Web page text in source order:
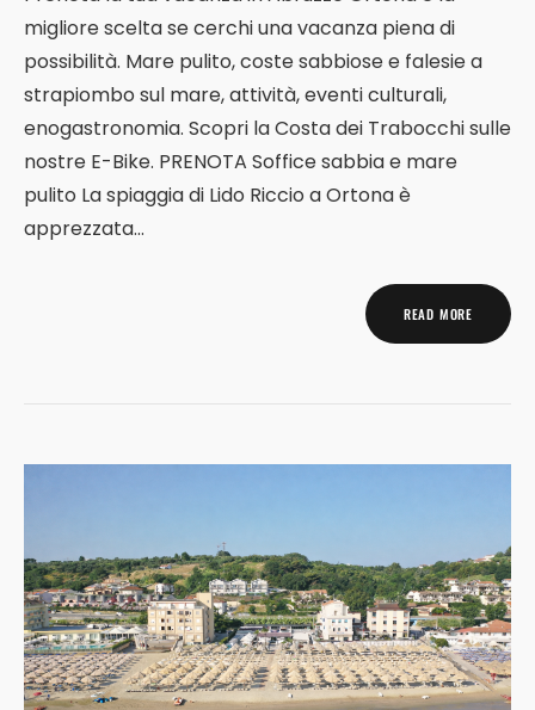
migliore scelta se cerchi una vacanza piena di
possibilità. Mare pulito, coste sabbiose e falesie a
strapiombo sul mare, attività, eventi culturali,
enogastronomia. Scopri la Costa dei Trabocchi sulle
nostre E-Bike. PRENOTA Soffice sabbia e mare
pulito La spiaggia di Lido Riccio a Ortona è
apprezzata...
READ MORE